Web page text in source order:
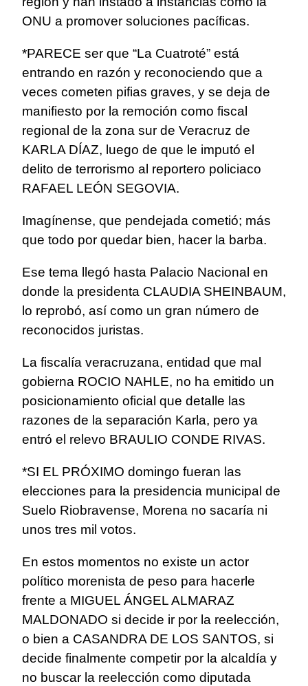
ONU a promover soluciones pacíficas.
*PARECE ser que “La Cuatroté” está
entrando en razón y reconociendo que a
veces cometen pifias graves, y se deja de
manifiesto por la remoción como fiscal
regional de la zona sur de Veracruz de
KARLA DÍAZ, luego de que le imputó el
delito de terrorismo al reportero policiaco
RAFAEL LEÓN SEGOVIA.
Imagínense, que pendejada cometió; más
que todo por quedar bien, hacer la barba.
Ese tema llegó hasta Palacio Nacional en
donde la presidenta CLAUDIA SHEINBAUM,
lo reprobó, así como un gran número de
reconocidos juristas.
La fiscalía veracruzana, entidad que mal
gobierna ROCIO NAHLE, no ha emitido un
posicionamiento oficial que detalle las
razones de la separación Karla, pero ya
entró el relevo BRAULIO CONDE RIVAS.
*SI EL PRÓXIMO domingo fueran las
elecciones para la presidencia municipal de
Suelo Riobravense, Morena no sacaría ni
unos tres mil votos.
En estos momentos no existe un actor
político morenista de peso para hacerle
frente a MIGUEL ÁNGEL ALMARAZ
MALDONADO si decide ir por la reelección,
o bien a CASANDRA DE LOS SANTOS, si
decide finalmente competir por la alcaldía y
no buscar la reelección como diputada